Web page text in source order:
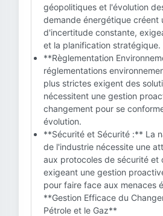
géopolitiques et l'évolution
demande énergétique créent
d'incertitude constante,
et la planification stratégique.
**Règlementation
réglementations
plus strictes exigent des
nécessitent une gestion
changement pour se
évolution.
**Sécurité et Sécurité :** La
de l'industrie nécessite une
aux protocoles de sécurité et
exigeant une gestion
pour faire face aux menaces
**Gestion Efficace du
Pétrole et le Gaz**